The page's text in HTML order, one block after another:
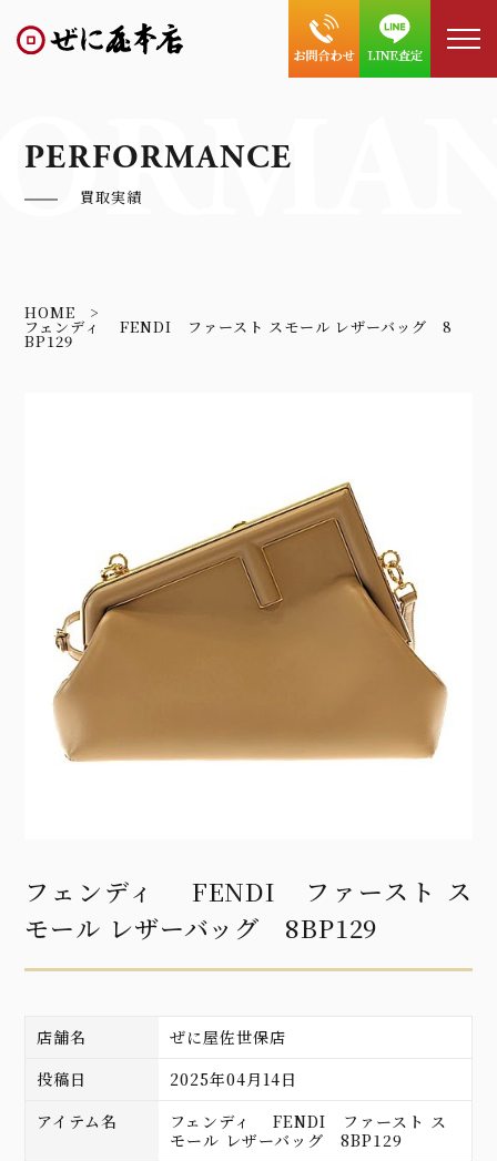
PERFORMANCE
買取実績
HOME
フェンディ FENDI ファースト スモール レザーバッグ 8
BP129
フェンディ FENDI ファースト ス
モール レザーバッグ 8BP129
店舗名
ぜに屋佐世保店
投稿日
2025年04月14日
アイテム名
フェンディ FENDI ファースト ス
モール レザーバッグ 8BP129